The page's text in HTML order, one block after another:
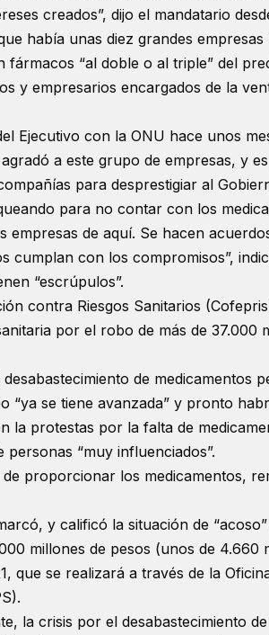
creados”, dijo el mandatario
había unas diez grandes
“al doble o al triple” del
y empresarios encargados de la
Ejecutivo con la ONU hace unos
a este grupo de empresas, y
para desprestigiar al
para no contar con los
empresas de aquí. Se hacen
cumplan con los compromisos”,
“escrúpulos”.
contra Riesgos Sanitarios
por el robo de más de 37.000
de medicamentos
“ya se tiene avanzada” y pronto
la protestas por la falta de
“muy influenciados”.
proporcionar los medicamentos,
y calificó la situación de “acoso”
millones de pesos (unos de 4.660
que se realizará a través de la
la crisis por el desabastecimiento